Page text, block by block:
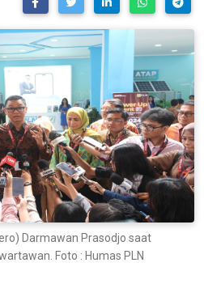
Darmawan Prasodjo saat
Foto : Humas PLN